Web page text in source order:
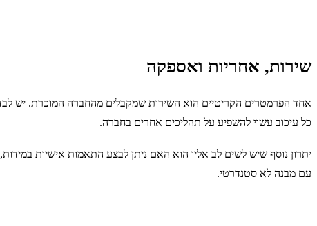
שירות, אחריות ואספקה
אחד הפרמטרים הקריטיים הוא השירות שמקבלים מהחברה המוכרת. יש
כל עיכוב עשוי להשפיע על תהליכים אחרים בחברה.
יתרון נוסף שיש לשים לב אליו הוא האם ניתן לבצע התאמות אישיות
עם מבנה לא סטנדרטי.